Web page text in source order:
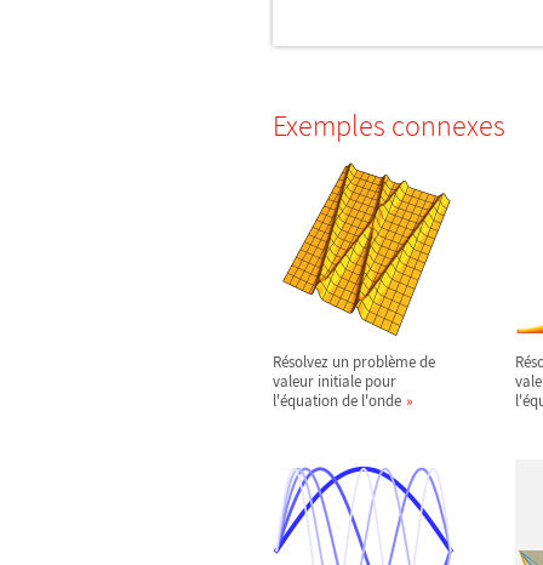
Exemples connexes
Résolvez un problème de
valeur initiale pour
l'équation de l'onde